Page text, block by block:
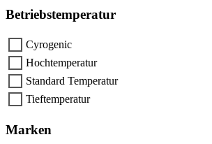
Betriebstemperatur
Cyrogenic
Hochtemperatur
Standard Temperatur
Tieftemperatur
Marken